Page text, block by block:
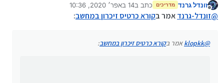
@ זונדל-גרנדתראה לדוגמא את c מנותק
זונדל גרנד מדריכים כתב ב14 באפר׳ 2020, 10:36
נערך לאחרונה על ידי
@זונדל-גרנדאמר בקורא כרטיס זיכרון במחשב:
@
klopkkאמר בקורא כרטיס זיכרון במחשב: